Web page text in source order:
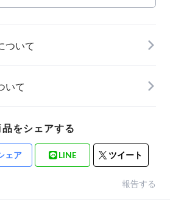
ついて
いて
品をシェアする
ェア LINE ツイート
報告する